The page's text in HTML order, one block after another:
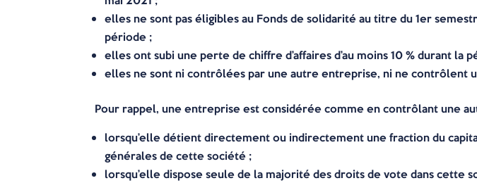
elles ne sont pas éligibles au Fonds de solidarité au titre du 1er
période ;
elles ont subi une perte de chiffre d’affaires d’au moins 10 % durant la
elles ne sont ni contrôlées par une autre entreprise, ni ne contrôlent
Pour rappel, une entreprise est considérée comme en contrôlant une
lorsqu’elle détient directement ou indirectement une fraction du
générales de cette société ;
lorsqu’elle dispose seule de la majorité des droits de vote dans cette